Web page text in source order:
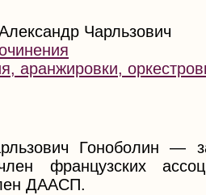
Чарльзович
аранжировки,
Гоноболин —
французских
ДААСП.